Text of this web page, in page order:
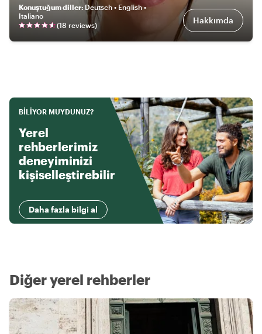
Konuştuğum diller: Deutsch • English •
Italiano
(18 reviews) Hakkımda
BILIYOR MUYDUNUZ?
Yerel
rehberlerimiz
deneyiminizi
kişiselleştirebilir
Daha fazla bilgi al
Diğer yerel rehberler